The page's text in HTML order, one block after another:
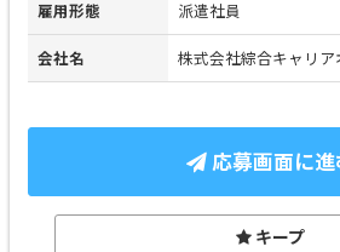
雇用形態 派遣社員
会社名 株式会社綜合キャリア
応募画面に進
キープ